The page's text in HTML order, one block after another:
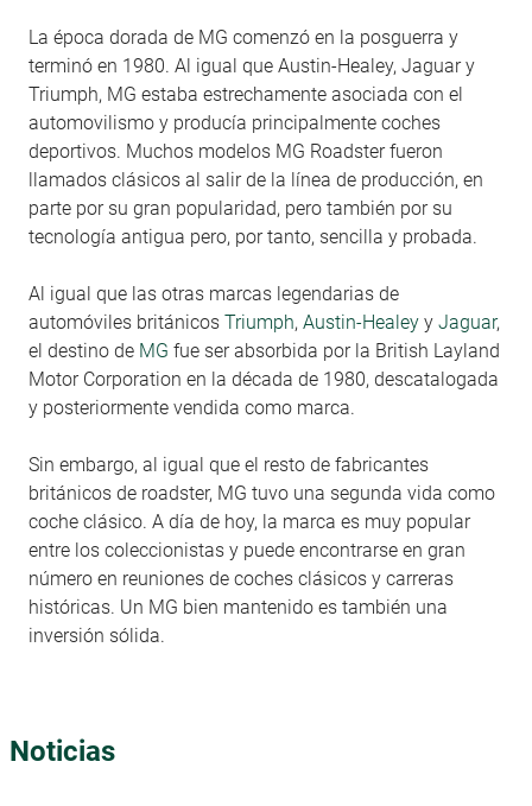
La época dorada de MG comenzó en la posguerra y
terminó en 1980. Al igual que Austin-Healey, Jaguar y
Triumph, MG estaba estrechamente asociada con el
automovilismo y producía principalmente coches
deportivos. Muchos modelos MG Roadster fueron
llamados clásicos al salir de la línea de producción, en
parte por su gran popularidad, pero también por su
tecnología antigua pero, por tanto, sencilla y probada.
Al igual que las otras marcas legendarias de
automóviles británicos Triumph, Austin-Healey y Jaguar,
el destino de MG fue ser absorbida por la British Layland
Motor Corporation en la década de 1980, descatalogada
y posteriormente vendida como marca.
Sin embargo, al igual que el resto de fabricantes
británicos de roadster, MG tuvo una segunda vida como
coche clásico. A día de hoy, la marca es muy popular
entre los coleccionistas y puede encontrarse en gran
número en reuniones de coches clásicos y carreras
históricas. Un MG bien mantenido es también una
inversión sólida.
Noticias